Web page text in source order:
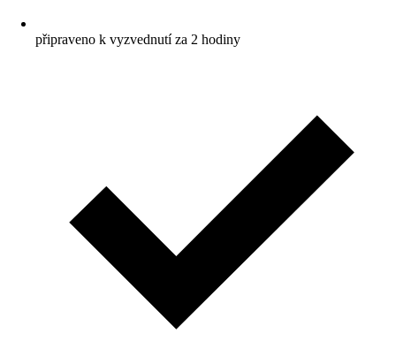
připraveno k vyzvednutí za 2 hodiny